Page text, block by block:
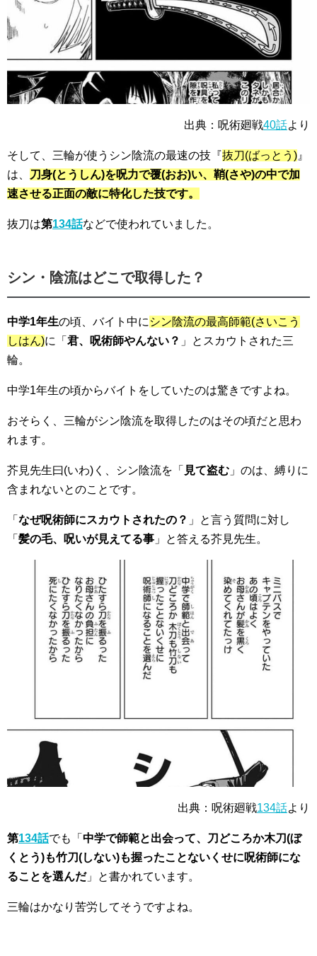
出典：呪術廻戦40話より
そして、三輪が使うシン陰流の最速の技 『抜刀(ばっとう) 』
は、
刀身(とうしん)を呪力で覆(おお)い、鞘(さや)の中で加
速させる正面の敵に特化した技です。
抜刀は第134話などで使われていました。
シン・陰流はどこで取得した？
中学1年生の頃、 バイト中に シン陰流の最高師範(さいこう
しはん)に「 君、呪術師やんない？ 」と スカウト された三
輪。
中学1年生の頃からバイト をしていたのは驚きですよね。
おそらく、三輪がシン陰流を取得したのはその頃だと思わ
れます。
芥見先生曰(いわ)く、シン陰流を「 見て盗む 」のは、 縛り に
含まれないとのことです。
「 なぜ呪術師にスカウトされたの？ 」と言う質問に対し
「 髪の毛、呪いが見えてる事 」と答える芥見先生。
出典：呪術廻戦134話より
第134話でも「 中学で師範と出会って、刀どころか木刀(ぼ
くとう)も竹刀(しない)も握ったことないくせに呪術師にな
ることを選んだ」と書かれています。
三輪はかなり苦労 してそうですよね。